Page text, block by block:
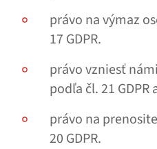
právo na výmaz
17 GDPR.
právo vzniesť
podľa čl. 21 GDPR
právo na
20 GDPR.